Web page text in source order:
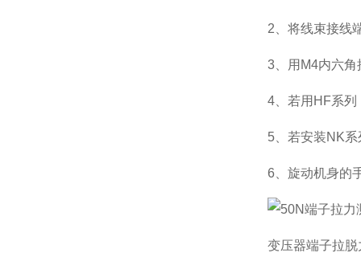
2、将线束接线
3、用M4内六
4、若用HF系列
5、若安装NK
6、旋动机身的
变压器端子拉脱